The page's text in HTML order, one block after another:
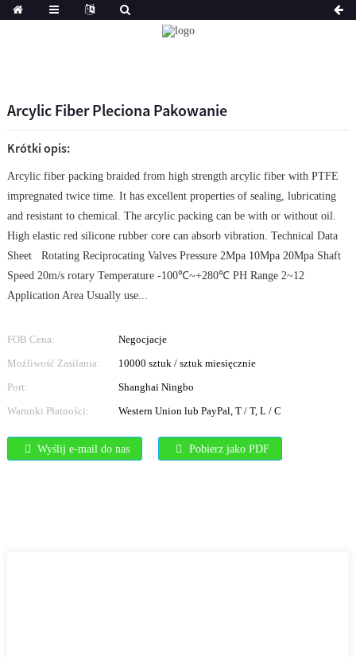
Arcylic Fiber Pleciona Pakowanie
Krótki opis:
Arcylic fiber packing braided from high strength arcylic fiber with PTFE
impregnated twice time. It has excellent properties of sealing, lubricating
and resistant to chemical. The arcylic packing can be with or without oil.
High elastic red silicone rubber core can absorb vibration. Technical Data
Sheet Rotating Reciprocating Valves Pressure 2Mpa 10Mpa 20Mpa Shaft
Speed 20m/s rotary Temperature -100℃~+280℃ PH Range 2~12
Application Area Usually use...
FOB Cena:
Negocjacje
Możliwość Zasilania:
10000 sztuk / sztuk miesięcznie
Port:
Shanghai Ningbo
Warunki Płatności:
Western Union lub PayPal, T / T, L / C
Wyślij e-mail do nas Pobierz jako PDF